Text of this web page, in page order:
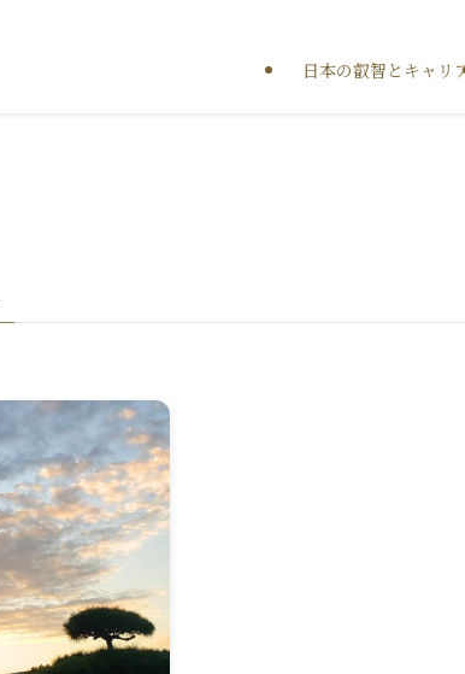
日本の叡智とキャリ